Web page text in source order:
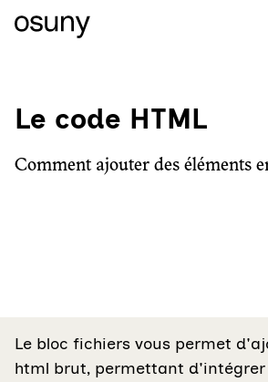
Le code HTML
Comment ajouter des éléments
Le bloc fichiers vous permet
html brut, permettant d'intégrer